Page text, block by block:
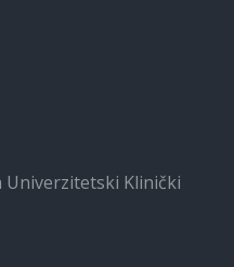
Univerzitetski Klinički